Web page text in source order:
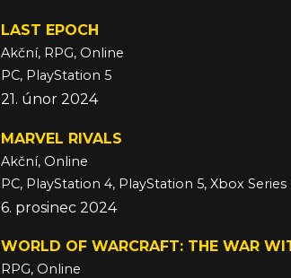
LAST EPOCH
Akční, RPG, Online
PC, PlayStation 5
21. únor 2024
MARVEL RIVALS
Akční, Online
PC, PlayStation 4, PlayStation 5, Xbox Series
6. prosinec 2024
WORLD OF WARCRAFT: THE WAR
RPG, Online